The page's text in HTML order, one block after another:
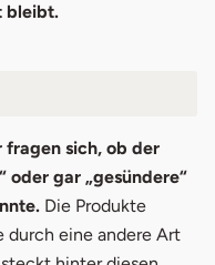
bleibt.
fragen sich, ob der
oder gar „gesündere“
Die Produkte
durch eine andere Art